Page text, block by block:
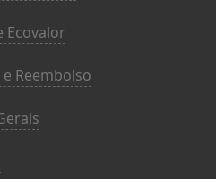
Ecovalor
Reembolso